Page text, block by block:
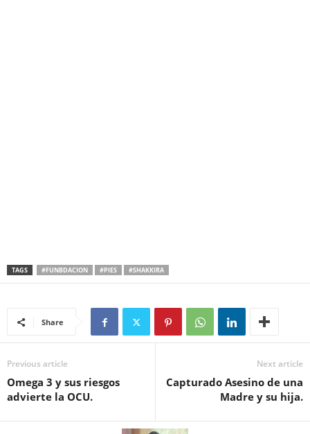
TAGS #FUNBDACION #PIES #SHAKKIRA
Share
Previous article
Omega 3 y sus riesgos
advierte la OCU.
Next article
Capturado Asesino de una
Madre y su hija.